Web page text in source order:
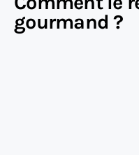
gourmand ?